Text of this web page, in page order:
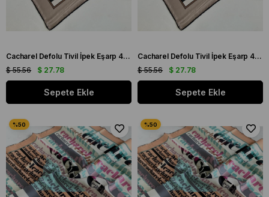
Cacharel Defolu Tivil İpek Eşarp 44369 Vizon Karışık Desen
$ 27.78
$ 55.56
Sepete Ekle
Cacharel Defolu Tivil İpek Eşarp 44370 Vizon Karışık Desen
$ 27.78
$ 55.56
Sepete Ekle